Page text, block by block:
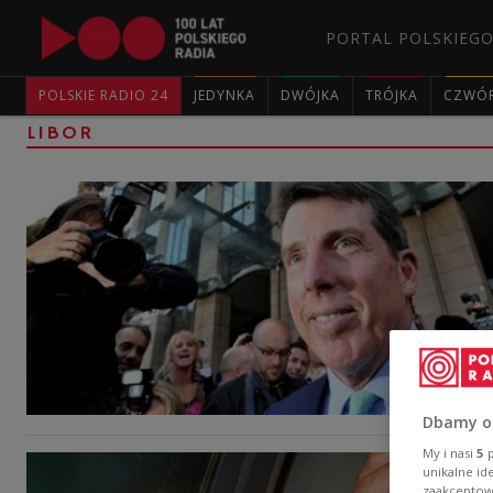
PORTAL
POLSKIE RADIO 24 JEDYNKA DWÓJKA TRÓJKA
LIBOR
Dbamy
My i nasi 5
unikalne